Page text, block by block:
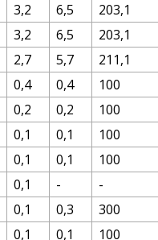
3,2 6,5
203,1
3,2 6,5
203,1
2,7 5,7
211,1
0,4 0,4
100
0,2 0,2
100
0,1 0,1
100
0,1 0,1
100
0,1 -
-
0,1 0,3
300
0,1 0,1 100